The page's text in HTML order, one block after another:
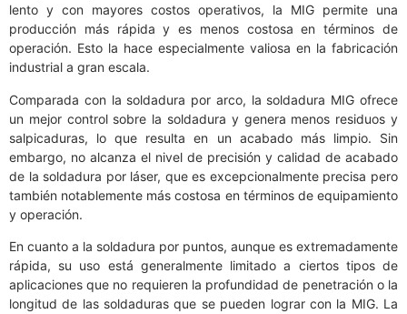
lento y con mayores costos operativos, la MIG permite una
producción más rápida y es menos costosa en términos de
operación. Esto la hace especialmente valiosa en la fabricación
industrial a gran escala.
Comparada con la soldadura por arco, la soldadura MIG ofrece
un mejor control sobre la soldadura y genera menos residuos y
salpicaduras, lo que resulta en un acabado más limpio. Sin
embargo, no alcanza el nivel de precisión y calidad de acabado
de la soldadura por láser, que es excepcionalmente precisa pero
también notablemente más costosa en términos de equipamiento
y operación.
En cuanto a la soldadura por puntos, aunque es extremadamente
rápida, su uso está generalmente limitado a ciertos tipos de
aplicaciones que no requieren la profundidad de penetración o la
longitud de las soldaduras que se pueden lograr con la MIG. La